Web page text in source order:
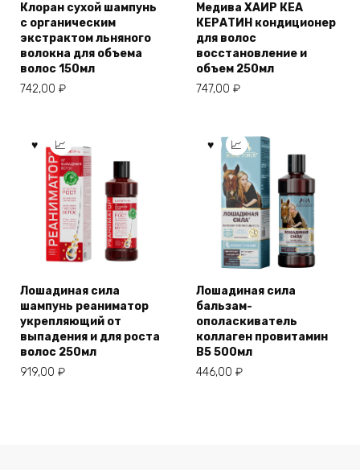
Клоран сухой шампунь
с органическим
экстрактом льняного
волокна для объема
волос 150мл
742,00 ₽
Медива ХАИР КЕА
КЕРАТИН кондиционер
для волос
восстановление и
объем 250мл
747,00 ₽
Лошадиная сила
шампунь реаниматор
укрепляющий от
выпадения и для роста
волос 250мл
919,00 ₽
Лошадиная сила
бальзам-
ополаскиватель
коллаген провитамин
В5 500мл
446,00 ₽